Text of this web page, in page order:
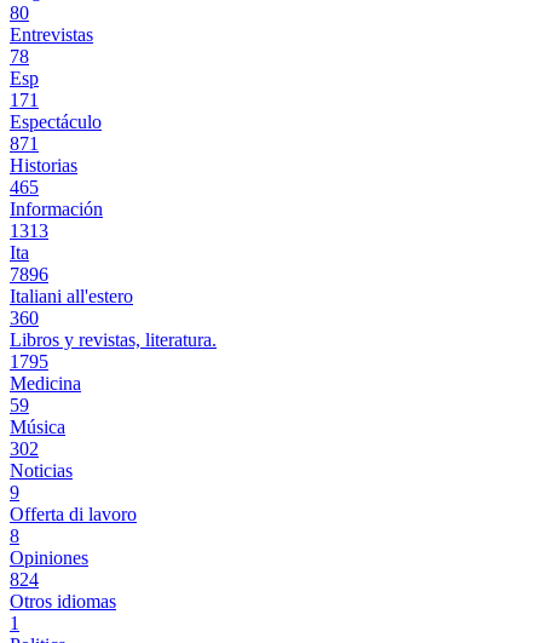
80
Entrevistas
78
Esp
171
Espectáculo
871
Historias
465
Información
1313
Ita
7896
Italiani all'estero
360
Libros y revistas, literatura.
1795
Medicina
59
Música
302
Noticias
9
Offerta di lavoro
8
Opiniones
824
Otros idiomas
1